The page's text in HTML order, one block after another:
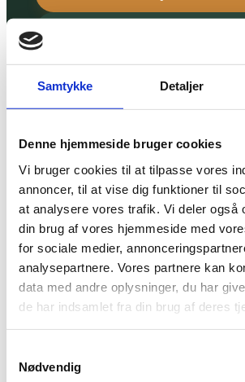
Samtykke Detaljer
Denne hjemmeside bruger cookies
Vi bruger cookies til at tilpasse vores
annoncer, til at vise dig funktioner til
at analysere vores trafik. Vi deler også
din brug af vores hjemmeside med
for sociale medier,
analysepartnere. Vores partnere kan
data med andre oplysninger, du har
de har indsamlet fra din brug af deres
Nødvendig